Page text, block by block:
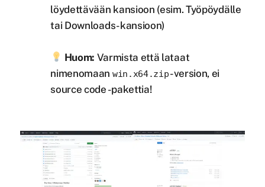
löydettävään kansioon (esim. Työpöydälle
tai Downloads-kansioon)
Huom: Varmista että lataat
nimenomaan win.x64.zip-version, ei
source code -pakettia!